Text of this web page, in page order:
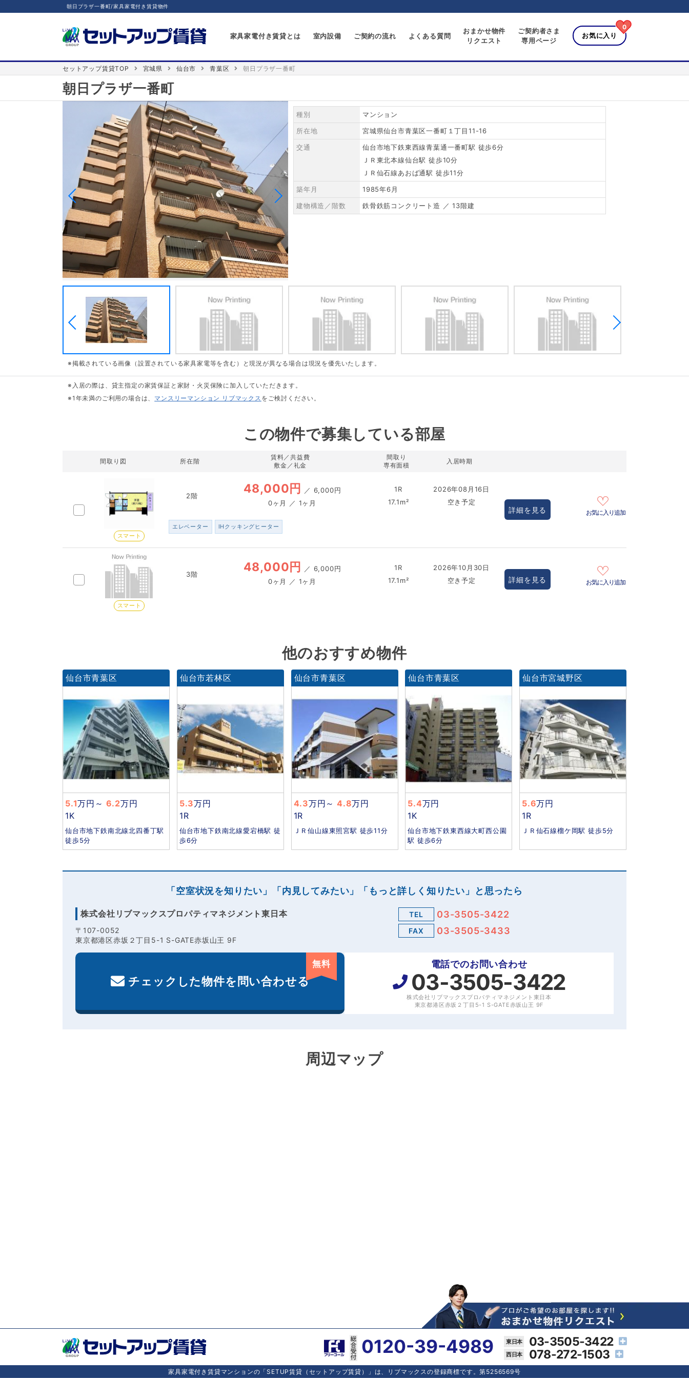
朝日プラザ一番町/家具家電付き賃貸物件
家具家電付き賃貸とは 室内設備 ご契約の流れ よくある質問
おまかせ物件
リクエスト
ご契約者さま
専用ページ
お気に入り
0
セットアップ賃貸TOP 宮城県 仙台市 青葉区 朝日プラザ一番町
朝日プラザ一番町
種別
マンション
所在地
宮城県仙台市青葉区一番町１丁目11-16
交通
仙台市地下鉄東西線青葉通一番町駅 徒歩6分
ＪＲ東北本線仙台駅 徒歩10分
ＪＲ仙石線あおば通駅 徒歩11分
築年月
1985年6月
建物構造／階数
鉄骨鉄筋コンクリート造 ／ 13階建
※掲載されている画像（設置されている家具家電等を含む）と現況が異なる場合は現況を優先いたします。
※入居の際は、貸主指定の家賃保証と家財・火災保険に加入していただきます。
※1年未満のご利用の場合は、 マンスリーマンション リブマックス をご検討ください。
この物件で募集している部屋
間取り図 所在階
賃料／共益費
敷金／礼金
間取り
専有面積
入居時期
スマート
2階 48,000円 ／ 6,000円
0ヶ月 ／ 1ヶ月
1R
17.1m²
2026年08月16日
空き予定
エレベーター IHクッキングヒーター
詳細を見る お気に入り追加
スマート
3階 48,000円 ／ 6,000円
0ヶ月 ／ 1ヶ月
1R
17.1m²
2026年10月30日
空き予定
詳細を見る お気に入り追加
他のおすすめ物件
仙台市青葉区
5.1万円 ～ 6.2万円
1K
仙台市地下鉄南北線北四番丁駅
徒歩5分
仙台市若林区
5.3万円
1R
仙台市地下鉄南北線愛宕橋駅 徒
歩6分
仙台市青葉区
4.3万円 ～ 4.8万円
1R
ＪＲ仙山線東照宮駅 徒歩11分
仙台市青葉区
5.4万円
1K
仙台市地下鉄東西線大町西公園
駅 徒歩6分
仙台市宮城野区
5.6万円
1R
ＪＲ仙石線榴ケ岡駅 徒歩5分
「空室状況を知りたい」「内見してみたい」「もっと詳しく知りたい」と思ったら
株式会社リブマックスプロパティマネジメント東日本
〒107-0052
東京都港区赤坂２丁目5-1 S-GATE赤坂山王 9F
TEL 03-3505-3422
FAX 03-3505-3433
チェックした物件を 問い合わせる
無料 電話でのお問い合わせ
03-3505-3422
株式会社リブマックスプロパティマネジメント東日本
東京都港区赤坂２丁目5-1 S-GATE赤坂山王 9F
周辺マップ
0120-39-4989
03-3505-3422
078-272-1503
家具家電付き賃貸マンションの「SETUP賃貸（セットアップ賃貸）」は、リブマックスの登録商標です。第5256569号